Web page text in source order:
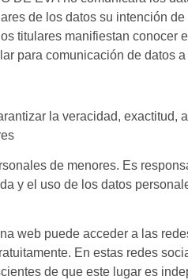
de los datos su intención
titulares manifiestan conocer
para comunicación de datos
la veracidad,
de menores. Es
y el uso de los datos
web puede acceder a las
En estas redes
de que este lugar es